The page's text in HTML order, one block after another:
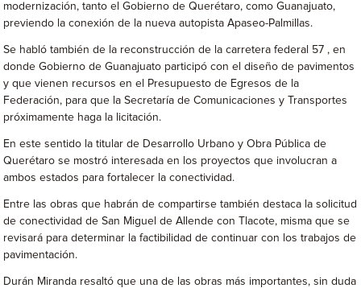
modernización, tanto el Gobierno de Querétaro, como Guanajuato,
previendo la conexión de la nueva autopista Apaseo-Palmillas.
Se habló también de la reconstrucción de la carretera federal 57 , en
donde Gobierno de Guanajuato participó con el diseño de pavimentos
y que vienen recursos en el Presupuesto de Egresos de la
Federación, para que la Secretaría de Comunicaciones y Transportes
próximamente haga la licitación.
En este sentido la titular de Desarrollo Urbano y Obra Pública de
Querétaro se mostró interesada en los proyectos que involucran a
ambos estados para fortalecer la conectividad.
Entre las obras que habrán de compartirse también destaca la solicitud
de conectividad de San Miguel de Allende con Tlacote, misma que se
revisará para determinar la factibilidad de continuar con los trabajos de
pavimentación.
Durán Miranda resaltó que una de las obras más importantes, sin duda